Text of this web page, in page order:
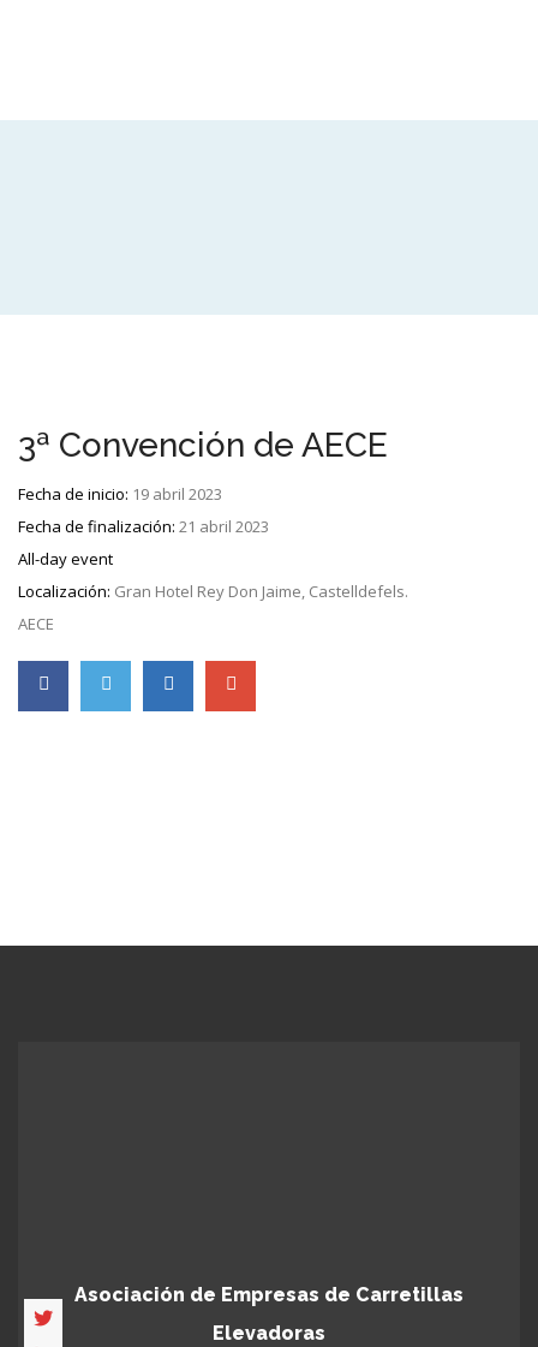
3ª Convención de AECE
Fecha de inicio: 19 abril 2023
Fecha de finalización: 21 abril 2023
All-day event
Localización: Gran Hotel Rey Don Jaime, Castelldefels.
AECE
Asociación de Empresas de Carretillas
Elevadoras